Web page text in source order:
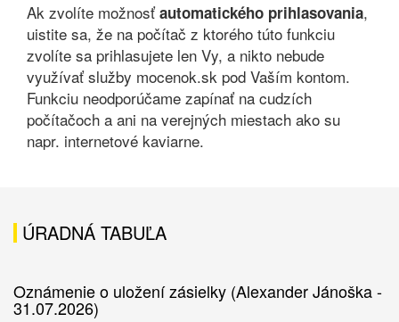
Ak zvolíte možnosťautomatického prihlasovania,
uistite sa, že na počítač z ktorého túto funkciu
zvolíte sa prihlasujete len Vy, a nikto nebude
využívať služby mocenok.sk pod Vaším kontom.
Funkciu neodporúčame zapínať na cudzích
počítačoch a ani na verejných miestach ako su
napr. internetové kaviarne.
ÚRADNÁ TABUĽA
Oznámenie o uložení zásielky (Alexander Jánoška -
31.07.2026)